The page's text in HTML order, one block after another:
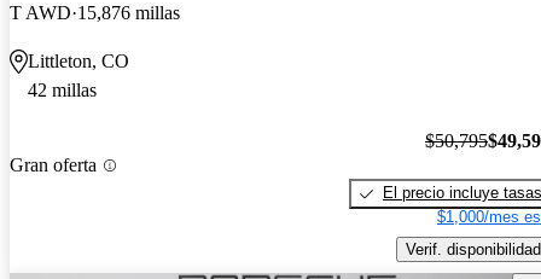
T AWD 15,876 millas
Littleton, CO
42 millas
Gran oferta
$50,795
El precio incluye tasas
$1,000/mes
Verif. disponibilidad